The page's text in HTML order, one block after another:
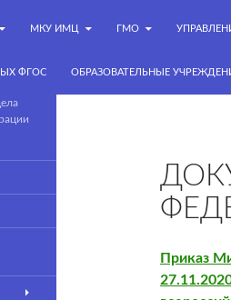
МКУ ИМЦ ГМО
ФГОС ОБРАЗОВАТЕЛЬНЫЕ
Приказ